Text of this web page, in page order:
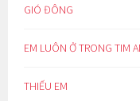
GIÓ ĐÔNG
EM LUÔN Ở TRONG TIM
THIẾU EM